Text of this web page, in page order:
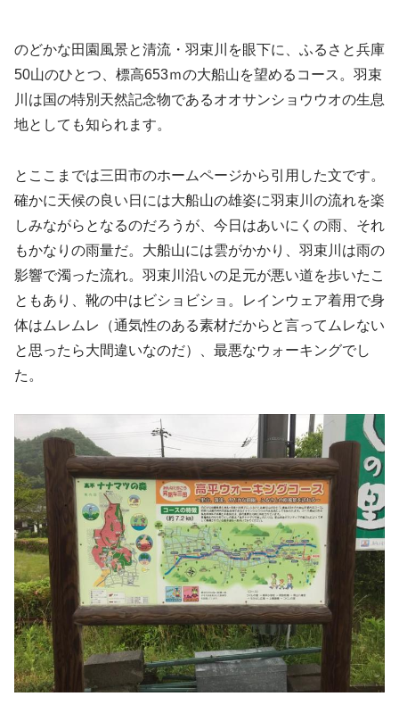
のどかな田園風景と清流・羽束川を眼下に、ふるさと兵庫
50山のひとつ、標高653ｍの大船山を望めるコース。羽束
川は国の特別天然記念物であるオオサンショウウオの生息
地としても知られます。
とここまでは三田市のホームページから引用した文です。
確かに天候の良い日には大船山の雄姿に羽束川の流れを楽
しみながらとなるのだろうが、今日はあいにくの雨、それ
もかなりの雨量だ。大船山には雲がかかり、羽束川は雨の
影響で濁った流れ。羽束川沿いの足元が悪い道を歩いたこ
ともあり、靴の中はビショビショ。レインウェア着用で身
体はムレムレ（通気性のある素材だからと言ってムレない
と思ったら大間違いなのだ）、最悪なウォーキングでし
た。